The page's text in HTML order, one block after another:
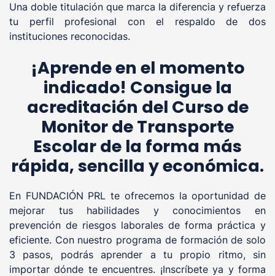
Una doble titulación que marca la diferencia y refuerza
tu perfil profesional con el respaldo de dos
instituciones reconocidas.
¡Aprende en el momento
indicado! Consigue la
acreditación del Curso de
Monitor de Transporte
Escolarde la forma más
rápida, sencilla y económica.
En FUNDACIÓN PRL te ofrecemos la oportunidad de
mejorar tus habilidades y conocimientos en
prevención de riesgos laborales de forma práctica y
eficiente. Con nuestro programa de formación de solo
3 pasos, podrás aprender a tu propio ritmo, sin
importar dónde te encuentres. ¡Inscríbete ya y forma